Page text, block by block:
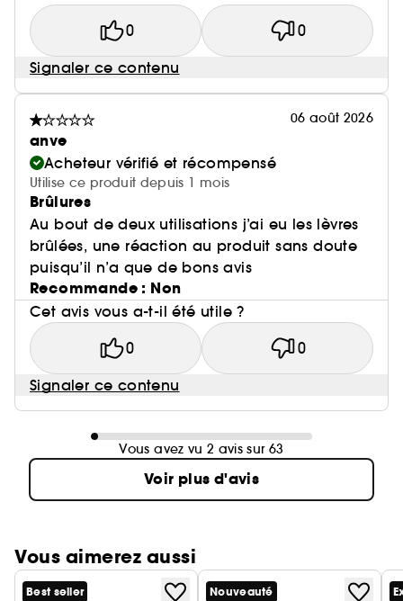
0 0
Signaler ce contenu
06 août 2026
anve
Acheteur vérifié et récompensé
Utilise ce produit depuis 1 mois
Brûlures
Au bout de deux utilisations j’ai eu les lèvres
brûlées, une réaction au produit sans doute
puisqu’il n’a que de bons avis
Recommande : Non
Cet avis vous a-t-il été utile ?
0 0
Signaler ce contenu
Vous avez vu 2 avis sur 63
Voir plus d'avis
Vous aimerez aussi
Best seller Nouveauté